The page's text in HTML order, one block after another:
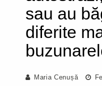
sau au
diferite
Maria Cenușă